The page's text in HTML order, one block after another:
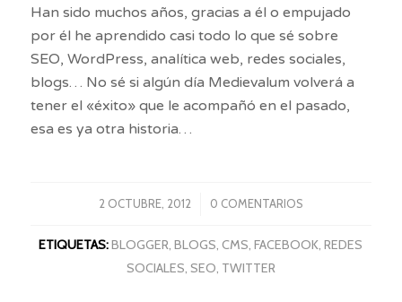
Han sido muchos años, gracias a él o empujado
por él he aprendido casi todo lo que sé sobre
SEO, WordPress, analítica web, redes sociales,
blogs… No sé si algún día Medievalum volverá a
tener el «éxito» que le acompañó en el pasado,
esa es ya otra historia…
2 OCTUBRE, 2012
/ 0 COMENTARIOS
ETIQUETAS:BLOGGER,BLOGS, CMS,FACEBOOK,REDES
SOCIALES, SEO, TWITTER